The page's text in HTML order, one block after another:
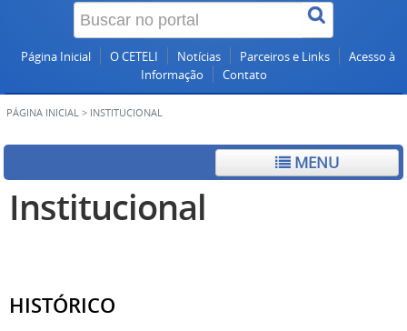
Página Inicial O CETELI Notícias Parceiros e Links
Acesso à
Informação
Contato
PÁGINA INICIAL > INSTITUCIONAL
MENU
Institucional
HISTÓRICO